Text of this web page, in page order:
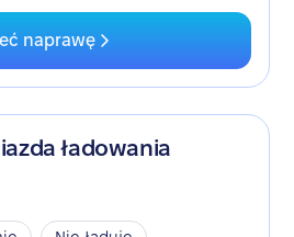
naprawę
ładowania